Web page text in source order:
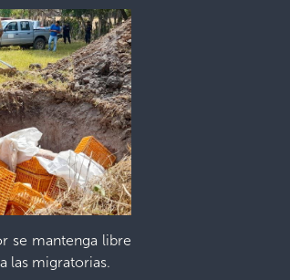
se mantenga libre
las migratorias.